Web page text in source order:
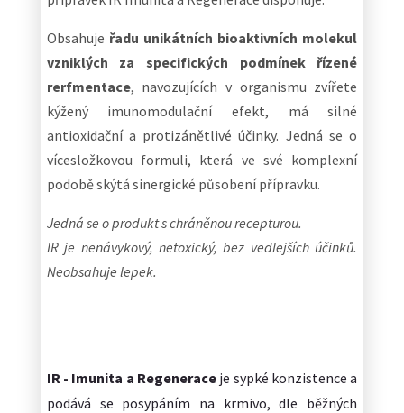
Obsahuje řadu unikátních bioaktivních molekul
vzniklých za specifických podmínek řízené
rerfmentace, navozujících v organismu zvířete
kýžený imunomodulační efekt, má silné
antioxidační a protizánětlivé účinky. Jedná se o
vícesložkovou formuli, která ve své komplexní
podobě skýtá sinergické působení přípravku.
Jedná se o produkt s chráněnou recepturou.
IR je nenávykový, netoxický, bez vedlejších účinků.
Neobsahuje lepek.
IR - Imunita a Regenerace je sypké konzistence a
podává se posypáním na krmivo, dle běžných